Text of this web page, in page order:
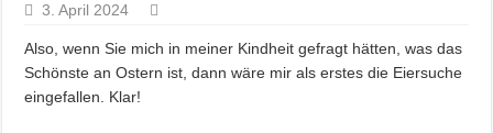
3. April 2024
Also, wenn Sie mich in meiner Kindheit gefragt hätten, was das
Schönste an Ostern ist, dann wäre mir als erstes die Eiersuche
eingefallen. Klar!